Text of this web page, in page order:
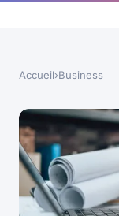
Accueil›Business